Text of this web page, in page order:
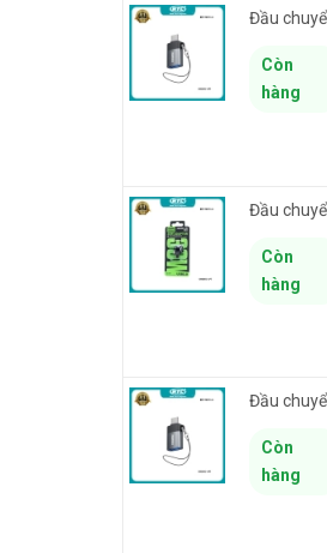
Còn
hàng
Còn
hàng
Còn
hàng